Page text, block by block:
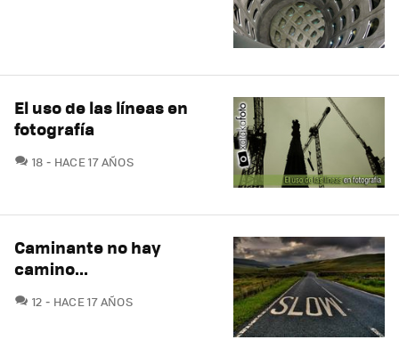
El uso de las líneas en
fotografía
18 COMENTARIOS
HACE 17 AÑOS
Caminante no hay
camino...
12 COMENTARIOS
HACE 17 AÑOS